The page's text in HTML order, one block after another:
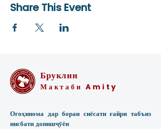
Share This Event
Бруклин
Мактаби Amity
Огоҳинома дар бораи сиёсати ғайри табъиз
нисбати донишҷӯён